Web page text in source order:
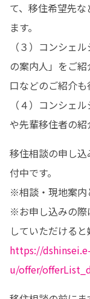
て、移住希望先
ます。
（３）コンシェ
の案内人」をご
口などのご紹介も
（４）コンシェ
や先輩移住者の紹
移住相談の申し
付中です。
※相談・現地案内
※お申し込みの際
https://
u/offer/